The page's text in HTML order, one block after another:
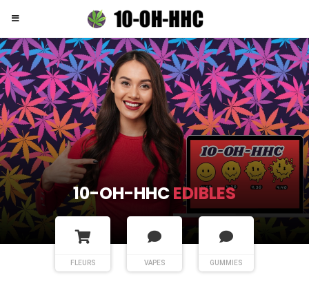
10-OH-HHCFLEURS
FLEURS VAPES GUMMIES